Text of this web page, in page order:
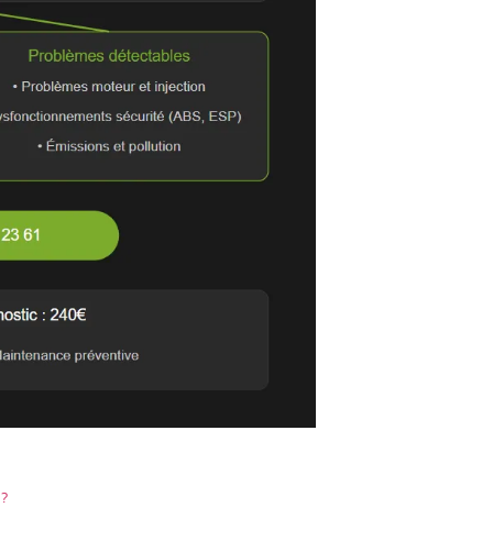
la plupart des fonctions de votre véhicule
des pannes majeures
premiers indicateurs
sur les calculateurs
vie des composants